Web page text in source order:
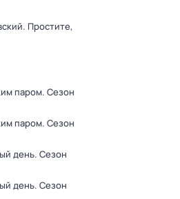
Простите,
паром. Сезон
паром. Сезон
день. Сезон
день. Сезон